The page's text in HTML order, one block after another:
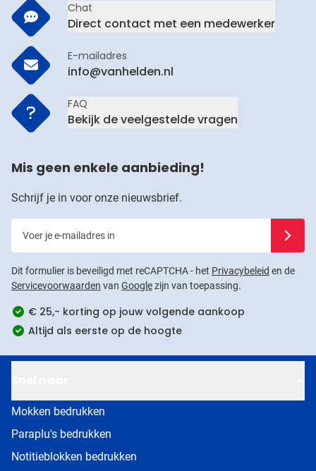
Chat
Direct contact met een medewerker
E-mailadres
info@vanhelden.nl
FAQ
Bekijk de veelgestelde vragen
Mis geen enkele aanbieding!
Schrijf je in voor onze nieuwsbrief.
Dit formulier is beveiligd met reCAPTCHA - het Privacybeleid en de
Servicevoorwaarden van Googlezijn van toepassing.
€ 25,- korting op jouw volgende aankoop
Altijd als eerste op de hoogte
Mokken bedrukken
Paraplu's bedrukken
Notitieblokken bedrukken